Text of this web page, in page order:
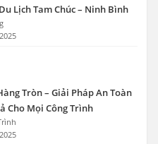
Lịch Tam Chúc – Ninh Bình
Tròn – Giải Pháp An Toàn
Cho Mọi Công Trình